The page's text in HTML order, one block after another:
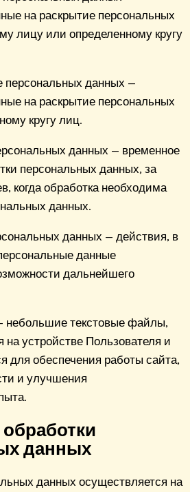
на раскрытие персональных
лицу или определенному кругу
персональных данных —
на раскрытие персональных
кругу лиц.
данных — временное
персональных данных, за
когда обработка необходима
данных.
данных — действия, в
данные
дальнейшего
небольшие текстовые файлы,
на устройстве Пользователя и
для обеспечения работы сайта,
и улучшения
данных
данных осуществляется на